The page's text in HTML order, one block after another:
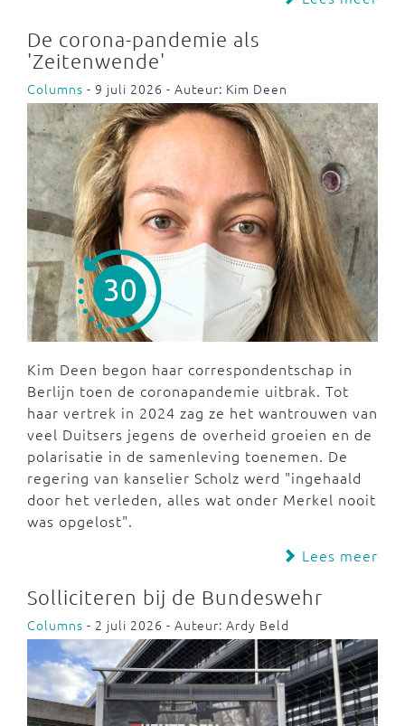
De corona-pandemie als
'Zeitenwende'
Columns - 9 juli 2026 - Auteur: Kim Deen
Kim Deen begon haar correspondentschap in
Berlijn toen de coronapandemie uitbrak. Tot
haar vertrek in 2024 zag ze het wantrouwen van
veel Duitsers jegens de overheid groeien en de
polarisatie in de samenleving toenemen. De
regering van kanselier Scholz werd "ingehaald
door het verleden, alles wat onder Merkel nooit
was opgelost".
Lees meer
Solliciteren bij de Bundeswehr
Columns - 2 juli 2026 - Auteur: Ardy Beld